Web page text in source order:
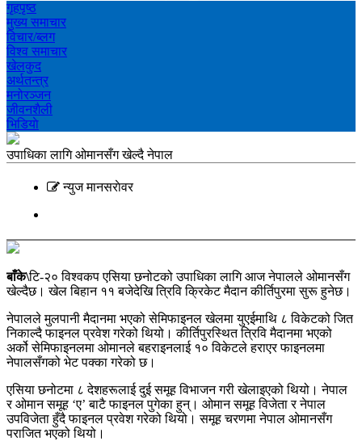
गृहपृष्ठ
मुख्य समाचार
विचार/ब्लग
विश्व समाचार
खेलकुद
अर्थतन्त्र
मनोरञ्‍जन
जीवनशैली
भिडियाे
उपाधिका लागि ओमानसँग खेल्दै नेपाल
न्युज मानसराेवर
बाँके\टि-२० विश्वकप एसिया छनोटको उपाधिका लागि आज नेपालले ओमानसँग
खेल्दैछ। खेल बिहान ११ बजेदेखि त्रिवि क्रिकेट मैदान कीर्तिपुरमा सुरू हुनेछ।
नेपालले मुलपानी मैदानमा भएको सेमिफाइनल खेलमा युएईमाथि ८ विकेटको जित
निकाल्दै फाइनल प्रवेश गरेको थियो। कीर्तिपुरस्थित त्रिवि मैदानमा भएको
अर्को सेमिफाइनलमा ओमानले बहराइनलाई १० विकेटले हराएर फाइनलमा
नेपालसँगको भेट पक्का गरेको छ।
एसिया छनोटमा ८ देशहरूलाई दुई समूह विभाजन गरी खेलाइएको थियो। नेपाल
र ओमान समूह ‘ए’ बाटै फाइनल पुगेका हुन्। ओमान समूह विजेता र नेपाल
उपविजेता हुँदै फाइनल प्रवेश गरेको थियो। समूह चरणमा नेपाल ओमानसँग
पराजित भएको थियो।